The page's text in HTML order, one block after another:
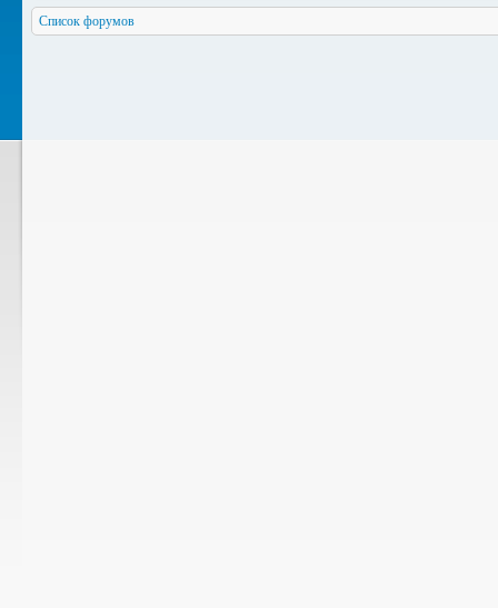
Список форумов